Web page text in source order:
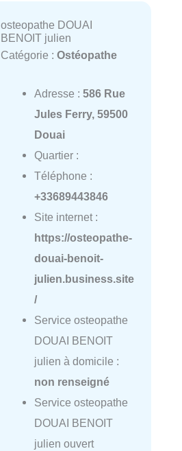
osteopathe DOUAI
BENOIT julien
Catégorie : Ostéopathe
Adresse : 586 Rue
Jules Ferry, 59500
Douai
Quartier :
Téléphone :
+33689443846
Site internet :
https://osteopathe-
douai-benoit-
julien.business.site
/
Service osteopathe
DOUAI BENOIT
julien à domicile :
non renseigné
Service osteopathe
DOUAI BENOIT
julien ouvert